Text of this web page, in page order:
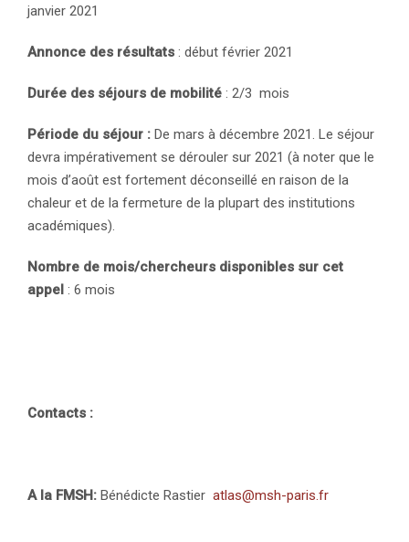
janvier 2021
Annonce des résultats : début février 2021
Durée des séjours de mobilité : 2/3 mois
Période du séjour : De mars à décembre 2021. Le séjour
devra impérativement se dérouler sur 2021 (à noter que le
mois d’août est fortement déconseillé en raison de la
chaleur et de la fermeture de la plupart des institutions
académiques).
Nombre de mois/chercheurs disponibles sur cet
appel : 6 mois
Contacts :
A la FMSH: Bénédicte Rastier atlas@msh-paris.fr